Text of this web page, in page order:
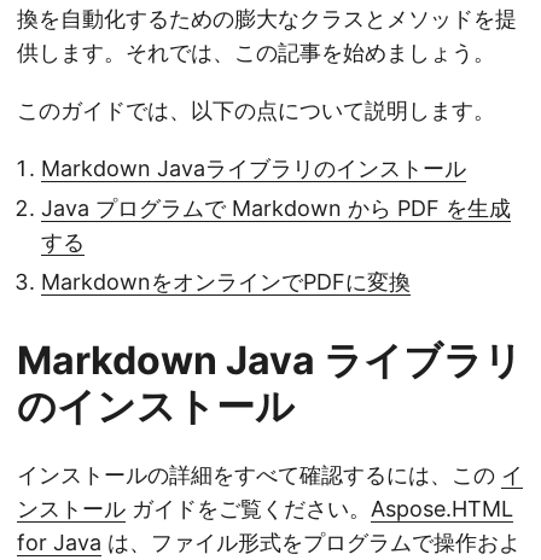
換を自動化するための膨大なクラスとメソッドを提
供します。それでは、この記事を始めましょう。
このガイドでは、以下の点について説明します。
Markdown Javaライブラリのインストール
Java プログラムで Markdown から PDF を生成
する
MarkdownをオンラインでPDFに変換
Markdown Java ライブラリ
のインストール
インストールの詳細をすべて確認するには、この イ
ンストール ガイドをご覧ください。 Aspose.HTML
for Java は、ファイル形式をプログラムで操作およ